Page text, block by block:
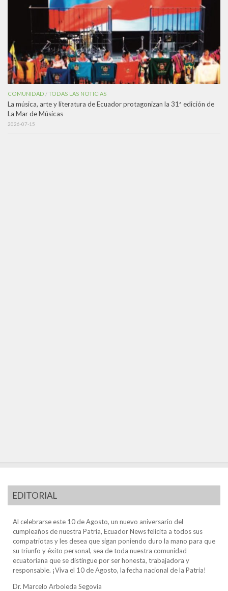
COMUNIDAD /TODAS LAS NOTICIAS
La música, arte y literatura de Ecuador protagonizan la 31ª edición de
La Mar de Músicas
2026-07-15
EDITORIAL
Al celebrarse este 10 de Agosto, un nuevo aniversario del
cumpleaños de nuestra Patria, Ecuador News felicita a todos sus
compatriotas y les desea que sigan poniendo duro la mano para que
su triunfo y éxito personal, sea de toda nuestra comunidad
ecuatoriana que se distingue por ser honesta, trabajadora y
responsable. ¡Viva el 10 de Agosto, la fecha nacional de la Patria!
Dr. Marcelo Arboleda Segovia